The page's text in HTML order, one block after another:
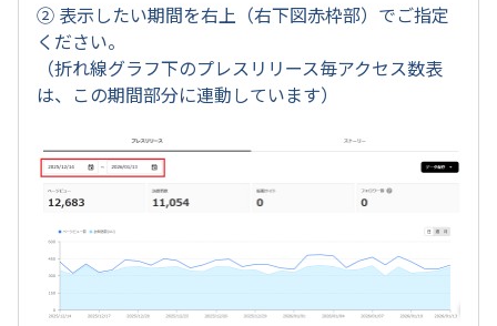
② 表示したい期間を右上（右下図赤枠部）でご指定
ください。
（折れ線グラフ下のプレスリリース毎アクセス数表
は、この期間部分に連動しています）